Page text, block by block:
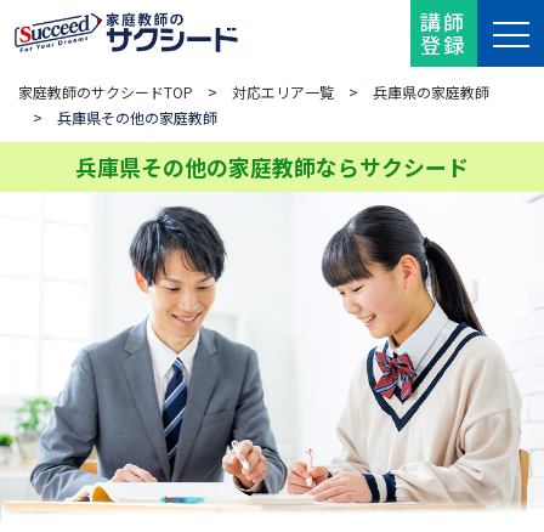
講師
登録
家庭教師のサクシードTOP > 対応エリア一覧 > 兵庫県の家庭教師
> 兵庫県その他の家庭教師
兵庫県その他の家庭教師ならサクシード